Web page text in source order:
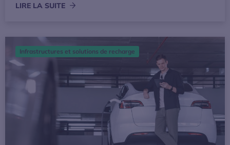
LIRE LA SUITE
L'édition 2024 de l'observatoire Avere-France/AFIREV
Infrastructures et solutions de recharge